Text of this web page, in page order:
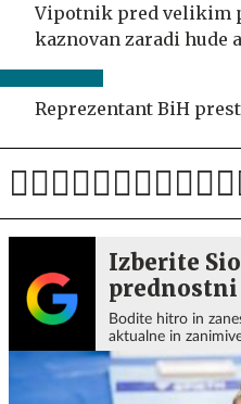
Vipotnik pred velikim
kaznovan zaradi hude
Reprezentant BiH
Izberite
prednostni
Bodite hitro in
aktualne in